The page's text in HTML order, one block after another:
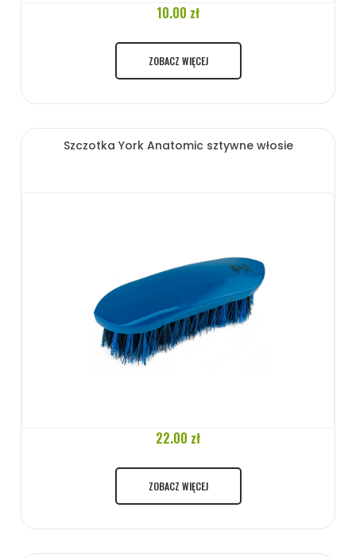
10.00 zł
ZOBACZ WIĘCEJ
Szczotka York Anatomic sztywne włosie
22.00 zł
ZOBACZ WIĘCEJ